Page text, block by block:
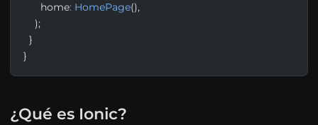
      home
: HomePage(),
    );
  }
}
¿Qué es Ionic?